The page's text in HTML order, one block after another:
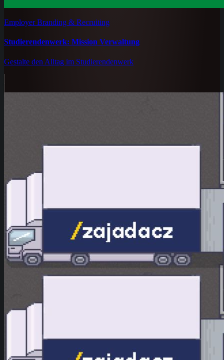
Employer Branding & Recruiting
Studierendenwerk: Mission Verwaltung
Gestalte den Alltag im Studierendenwerk